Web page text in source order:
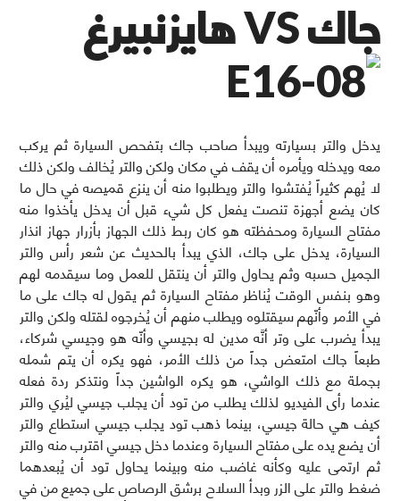
جاك VS هايزنبيرغ
يدخل والتر بسيارته ويبدأ صاحب جاك بتفحص السيارة ثم يركب
معه ويدخله ويأمره أن يقف في مكان ولكن والتر يُخالف ولكن ذلك
لا يُهم كثيراً يُفتشوا والتر ويطلبوا منه أن ينزع قميصه في حال ما
كان يضع أجهزة تنصت يفعل كل شيء قبل أن يدخل يأخذوا منه
مفتاح السيارة ومحفظته هو كان ربط ذلك الجهاز بأزرار جهاز انذار
السيارة، يدخل على جاك، الذي يبدأ بالحديث عن شعر رأس والتر
الجميل حسبه وثم يحاول والتر أن ينتقل للعمل وما سيقدمه لهم
وهو بنفس الوقت يُناظر مفتاح السيارة ثم يقول له جاك على ما
في الأمر وأنّهم سيقتلوه ويطلب منهم أن يُخرجوه لقتله ولكن والتر
يبدأ يضرب على وتر أنَّه مدين له بجيسي وأنّه هو وجيسي شركاء،
طبعاً جاك امتعض جداً من ذلك الأمر، فهو يكره أن يتم شمله
بجملة مع ذلك الواشي، هو يكره الواشين جداً ونتذكر ردة فعله
عندما رأى الفيديو لذلك يطلب من تود أن يجلب جيسي ليُري والتر
كيف هي حالة جيسي، بينما ذهب تود يجلب جيسي استطاع والتر
أن يضع يده على مفتاح السيارة وعندما دخل جيسي اقترب منه والتر
ثم ارتمى عليه وكأنه غاضب منه وبينما يحاول تود أن يُبعدهما
ضغط والتر على الزر وبدأ السلاح برشق الرصاص على جميع من في